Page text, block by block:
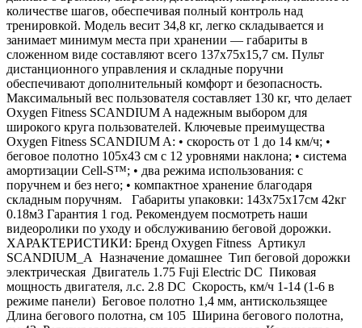
количестве шагов, обеспечивая полный контроль над
тренировкой. Модель весит 34,8 кг, легко складывается и
занимает минимум места при хранении — габариты в
сложенном виде составляют всего 137х75х15,7 см. Пульт
дистанционного управления и складные поручни
обеспечивают дополнительный комфорт и безопасность.
Максимальный вес пользователя составляет 130 кг, что делает
Oxygen Fitness SCANDIUM A надежным выбором для
широкого круга пользователей. Ключевые преимущества
Oxygen Fitness SCANDIUM A: • скорость от 1 до 14 км/ч; •
беговое полотно 105х43 см с 12 уровнями наклона; • система
амортизации Cell-S™; • два режима использования: с
поручнем и без него; • компактное хранение благодаря
складным поручням. Габариты упаковки: 143х75х17см 42кг
0.18м3 Гарантия 1 год. Рекомендуем посмотреть наши
видеоролики по уходу и обслуживанию беговой дорожки.
ХАРАКТЕРИСТИКИ: Бренд Oxygen Fitness Артикул
SCANDIUM_A Назначение домашнее Тип беговой дорожки
электрическая Двигатель 1.75 Fuji Electric DC Пиковая
мощность двигателя, л.с. 2.8 DC Скорость, км/ч 1-14 (1-6 в
режиме панели) Беговое полотно 1,4 мм, антискользящее
Длина бегового полотна, см 105 Ширина бегового полотна,